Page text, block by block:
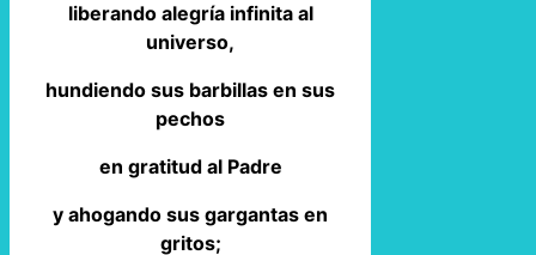
liberando alegría infinita al
universo,
hundiendo sus barbillas en sus
pechos
en gratitud al Padre
y ahogando sus gargantas en
gritos;